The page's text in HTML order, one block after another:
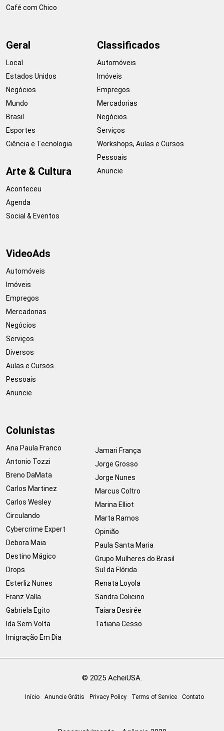
Café com Chico
Geral
Local
Estados Unidos
Negócios
Mundo
Brasil
Esportes
Ciência e Tecnologia
Arte & Cultura
Aconteceu
Agenda
Social & Eventos
Classificados
Automóveis
Imóveis
Empregos
Mercadorias
Negócios
Serviços
Workshops, Aulas e Cursos
Pessoais
Anuncie
VideoAds
Automóveis
Imóveis
Empregos
Mercadorias
Negócios
Serviços
Diversos
Aulas e Cursos
Pessoais
Anuncie
Colunistas
Ana Paula Franco
Antonio Tozzi
Breno DaMata
Carlos Martinez
Carlos Wesley
Circulando
Cybercrime Expert
Debora Maia
Destino Mágico
Drops
Esterliz Nunes
Franz Valla
Gabriela Egito
Ida Sem Volta
Imigração Em Dia
Jamari França
Jorge Grosso
Jorge Nunes
Marcus Coltro
Marina Elliot
Marta Ramos
Opinião
Paula Santa Maria
Grupo Mulheres do Brasil
Sul da Flórida
Renata Loyola
Sandra Colicino
Taiara Desirée
Tatiana Cesso
© 2025 AcheiUSA.
Início Anuncie Grátis Privacy Policy Terms of Service Contato